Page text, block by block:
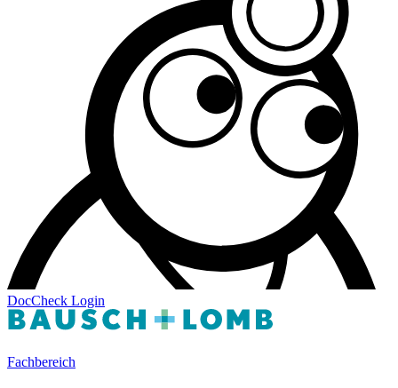
DocCheck Login
Fachbereich